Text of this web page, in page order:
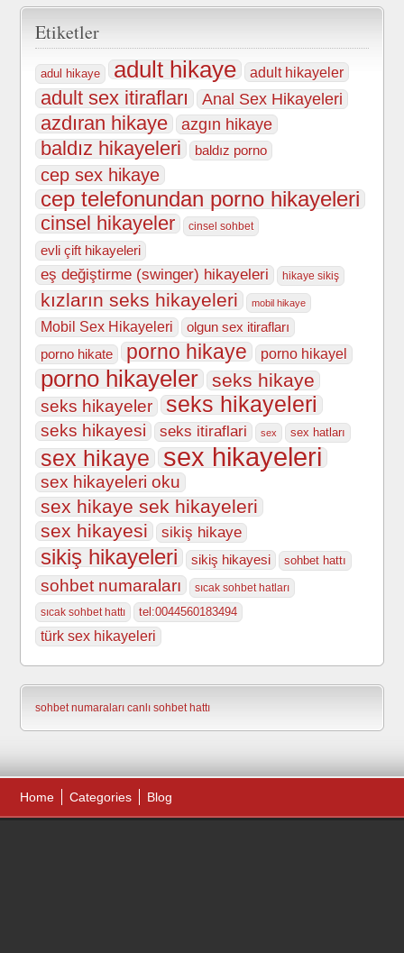
Etiketler
adul hikaye adult hikaye adult hikayeler
adult sex itirafları Anal Sex Hikayeleri
azdıran hikaye azgın hikaye
baldız hikayeleri baldız porno
cep sex hikaye
cep telefonundan porno hikayeleri
cinsel hikayeler cinsel sohbet
evli çift hikayeleri
eş değiştirme (swinger) hikayeleri hikaye sikiş
kızların seks hikayeleri mobil hikaye
Mobil Sex Hikayeleri
olgun sex itirafları
porno hikate
porno hikaye porno hikayel
porno hikayeler seks hikaye
seks hikayeler seks hikayeleri
seks hikayesi seks itiraflari sex sex hatları
sex hikaye sex hikayeleri
sex hikayeleri oku
sex hikaye sek hikayeleri
sex hikayesi
sikiş hikaye
sikiş hikayeleri sikiş hikayesi sohbet hattı
sohbet numaraları
sıcak sohbet hatları
sıcak sohbet hattı
tel:0044560183494
türk sex hikayeleri
sohbet numaraları canlı sohbet hattı
Home Categories Blog